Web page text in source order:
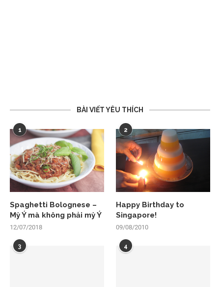
BÀI VIẾT YÊU THÍCH
1
Spaghetti Bolognese –
Mỳ Ý mà không phải mỳ Ý
12/07/2018
2
Happy Birthday to
Singapore!
09/08/2010
3 4